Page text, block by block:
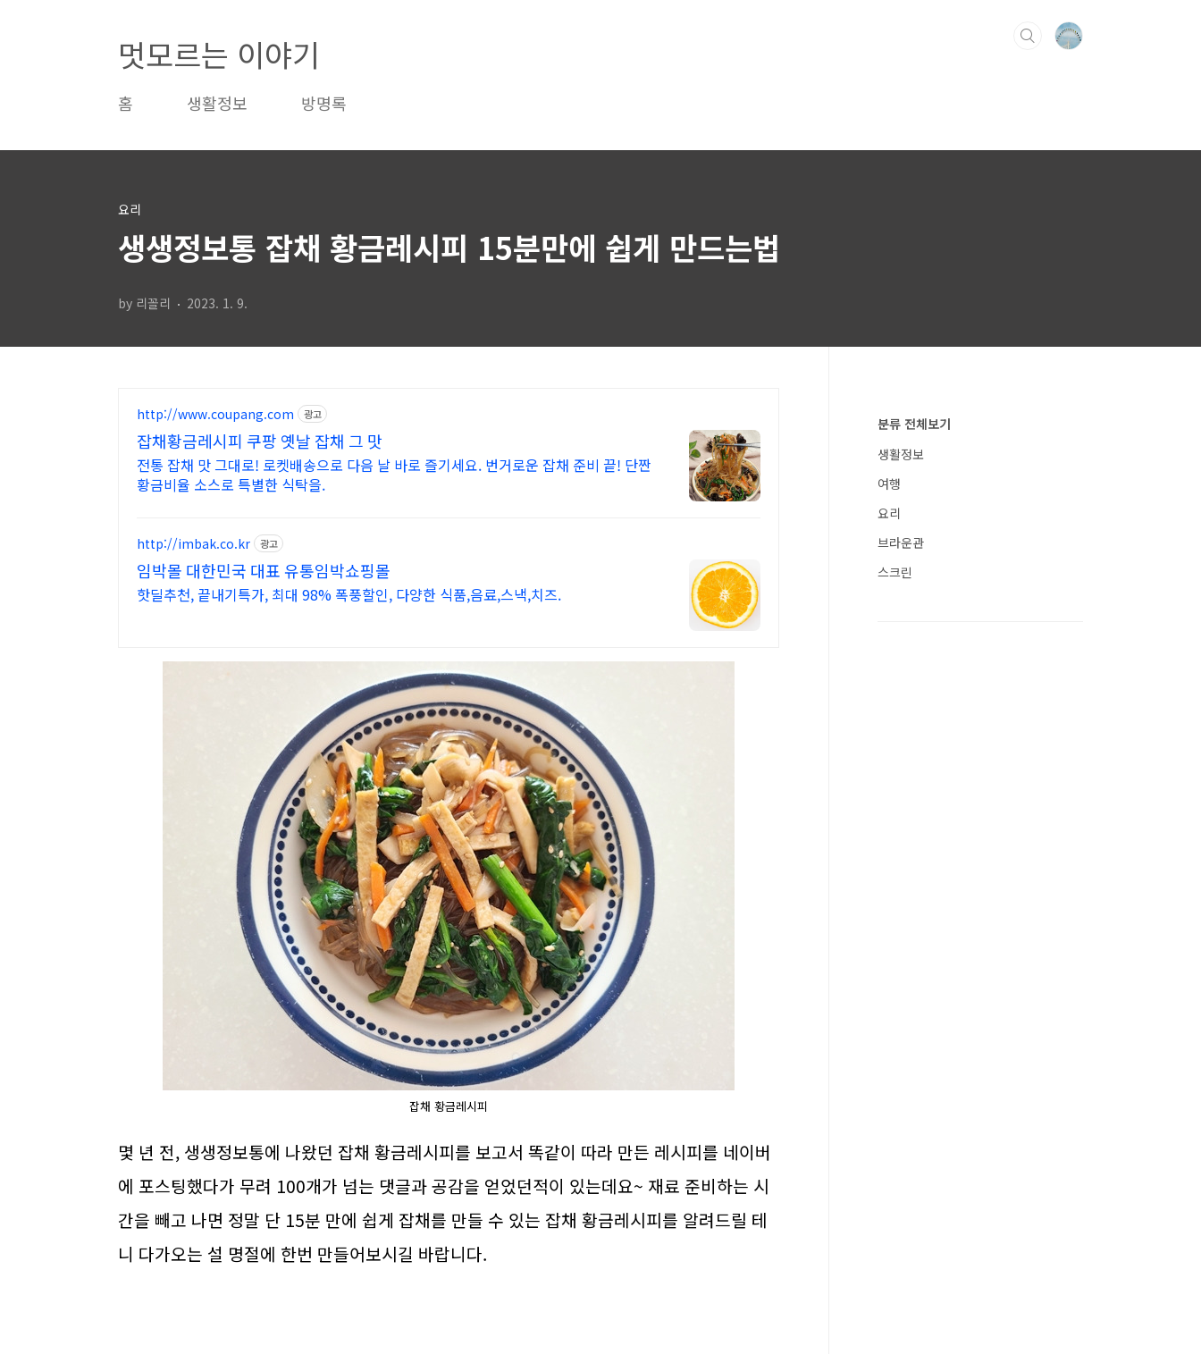
멋모르는 이야기
홈 생활정보 방명록
요리
생생정보통 잡채 황금레시피 15분만에 쉽게 만드는법
by 리꼴리 2023. 1. 9.
http://www.coupang.com 광고
잡채황금레시피 쿠팡 옛날 잡채 그 맛
전통 잡채 맛 그대로! 로켓배송으로 다음 날 바로 즐기세요. 번거로운 잡채 준비 끝! 단짠
황금비율 소스로 특별한 식탁을.
http://imbak.co.kr 광고
임박몰 대한민국 대표 유통임박쇼핑몰
핫딜추천, 끝내기특가, 최대 98% 폭풍할인, 다양한 식품,음료,스낵,치즈.
잡채 황금레시피
몇 년 전, 생생정보통에 나왔던 잡채 황금레시피를 보고서 똑같이 따라 만든 레시피를 네이버
에 포스팅했다가 무려 100개가 넘는 댓글과 공감을 얻었던적이 있는데요~ 재료 준비하는 시
간을 빼고 나면 정말 단 15분 만에 쉽게 잡채를 만들 수 있는 잡채 황금레시피를 알려드릴 테
니 다가오는 설 명절에 한번 만들어보시길 바랍니다.
분류 전체보기
생활정보
여행
요리
브라운관
스크린